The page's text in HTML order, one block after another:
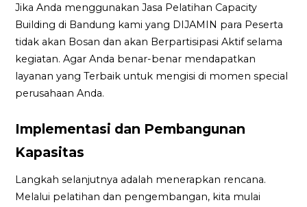
Jika Anda menggunakan Jasa Pelatihan Capacity
Building di Bandung kami yang DIJAMIN para Peserta
tidak akan Bosan dan akan Berpartisipasi Aktif selama
kegiatan. Agar Anda benar-benar mendapatkan
layanan yang Terbaik untuk mengisi di momen special
perusahaan Anda.
Implementasi dan Pembangunan
Kapasitas
Langkah selanjutnya adalah menerapkan rencana.
Melalui pelatihan dan pengembangan, kita mulai